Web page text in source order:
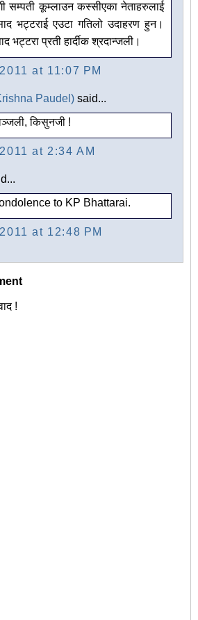
सम्पती कूम्लाउन कस्सीएका नेताहरुलाई
भट्टराई एउटा गतिलो उदाहरण हुन।
भट्टरा प्रती हार्दीक श्रदान्जली।
at 11:07 PM
Paudel) said...
किसुनजी !
at 2:34 AM
to KP Bhattarai.
at 12:48 PM
!